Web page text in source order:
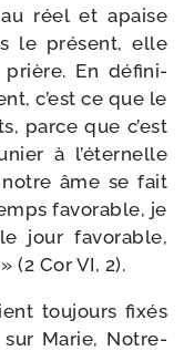
réel et apaise
le pré­sent, elle
prière. En défi­ni­
c’est ce que le
parce que c’est
à l’éternelle
âme se fait
favo­rable, je
jour favo­rable,
(2 Cor VI, 2).
tou­jours fixés
Marie, Notre-​